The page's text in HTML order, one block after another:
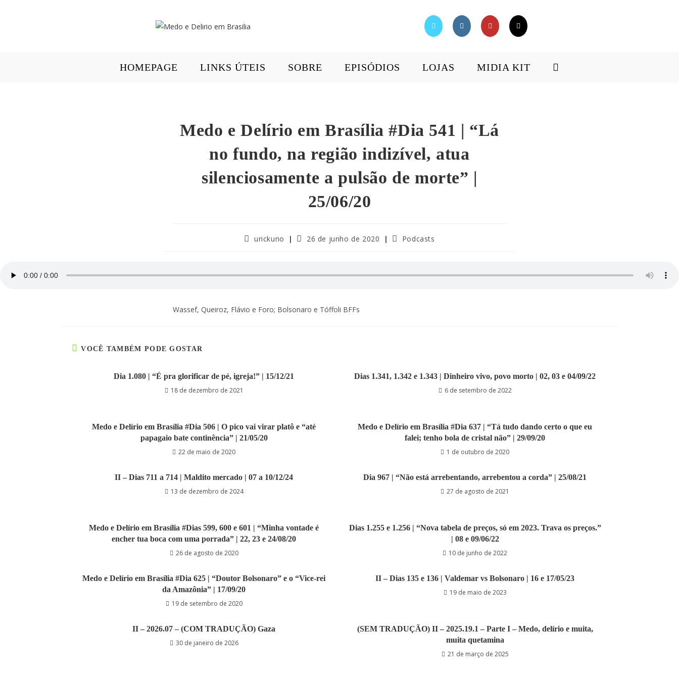
HOMEPAGE LINKS ÚTEIS SOBRE EPISÓDIOS LOJAS MIDIA KIT
Medo e Delírio em Brasília #Dia 541 | “Lá
no fundo, na região indizível, atua
silenciosamente a pulsão de morte” |
25/06/20
urickuno 26 de junho de 2020 Podcasts
Wassef, Queiroz, Flávio e Foro; Bolsonaro e Tóffoli BFFs
VOCÊ TAMBÉM PODE GOSTAR
Dia 1.080 | “É pra glorificar de pé, igreja!” | 15/12/21
18 de dezembro de 2021
Dias 1.341, 1.342 e 1.343 | Dinheiro vivo, povo morto | 02, 03 e 04/09/22
6 de setembro de 2022
Medo e Delírio em Brasília #Dia 506 | O pico vai virar platô e “até
papagaio bate continência” | 21/05/20
22 de maio de 2020
Medo e Delírio em Brasília #Dia 637 | “Tá tudo dando certo o que eu
falei; tenho bola de cristal não” | 29/09/20
1 de outubro de 2020
II – Dias 711 a 714 | Maldito mercado | 07 a 10/12/24
13 de dezembro de 2024
Dia 967 | “Não está arrebentando, arrebentou a corda” | 25/08/21
27 de agosto de 2021
Medo e Delírio em Brasília #Dias 599, 600 e 601 | “Minha vontade é
encher tua boca com uma porrada” | 22, 23 e 24/08/20
26 de agosto de 2020
Dias 1.255 e 1.256 | “Nova tabela de preços, só em 2023. Trava os preços.”
| 08 e 09/06/22
10 de junho de 2022
Medo e Delírio em Brasília #Dia 625 | “Doutor Bolsonaro” e o “Vice-rei
da Amazônia” | 17/09/20
19 de setembro de 2020
II – Dias 135 e 136 | Valdemar vs Bolsonaro | 16 e 17/05/23
19 de maio de 2023
II – 2026.07 – (COM TRADUÇÃO) Gaza
30 de janeiro de 2026
(SEM TRADUÇÃO) II – 2025.19.1 – Parte I – Medo, delírio e muita,
muita quetamina
21 de março de 2025